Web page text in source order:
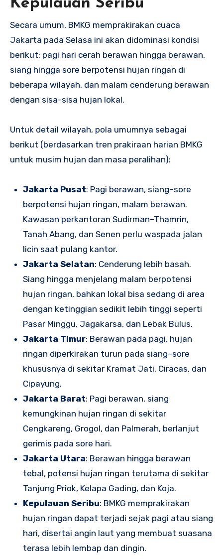
Kepulauan Seribu
Secara umum, BMKG memprakirakan cuaca
Jakarta pada Selasa ini akan didominasi kondisi
berikut: pagi hari cerah berawan hingga berawan,
siang hingga sore berpotensi hujan ringan di
beberapa wilayah, dan malam cenderung berawan
dengan sisa-sisa hujan lokal.
Untuk detail wilayah, pola umumnya sebagai
berikut (berdasarkan tren prakiraan harian BMKG
untuk musim hujan dan masa peralihan):
Jakarta Pusat: Pagi berawan, siang–sore
berpotensi hujan ringan, malam berawan.
Kawasan perkantoran Sudirman–Thamrin,
Tanah Abang, dan Senen perlu waspada jalan
licin saat pulang kantor.
Jakarta Selatan: Cenderung lebih basah.
Siang hingga menjelang malam berpotensi
hujan ringan, bahkan lokal bisa sedang di area
dengan ketinggian sedikit lebih tinggi seperti
Pasar Minggu, Jagakarsa, dan Lebak Bulus.
Jakarta Timur: Berawan pada pagi, hujan
ringan diperkirakan turun pada siang–sore
khususnya di sekitar Kramat Jati, Ciracas, dan
Cipayung.
Jakarta Barat: Pagi berawan, siang
kemungkinan hujan ringan di sekitar
Cengkareng, Grogol, dan Palmerah, berlanjut
gerimis pada sore hari.
Jakarta Utara: Berawan hingga berawan
tebal, potensi hujan ringan terutama di sekitar
Tanjung Priok, Kelapa Gading, dan Koja.
Kepulauan Seribu: BMKG memprakirakan
hujan ringan dapat terjadi sejak pagi atau siang
hari, disertai angin laut yang membuat suasana
terasa lebih lembap dan dingin.